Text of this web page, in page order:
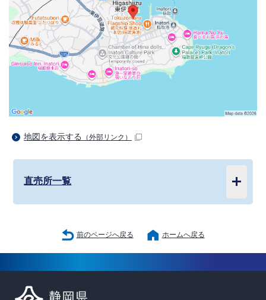
地図を表示する （外部リンク）
直売所一覧
前のページへ戻る ホームへ戻る